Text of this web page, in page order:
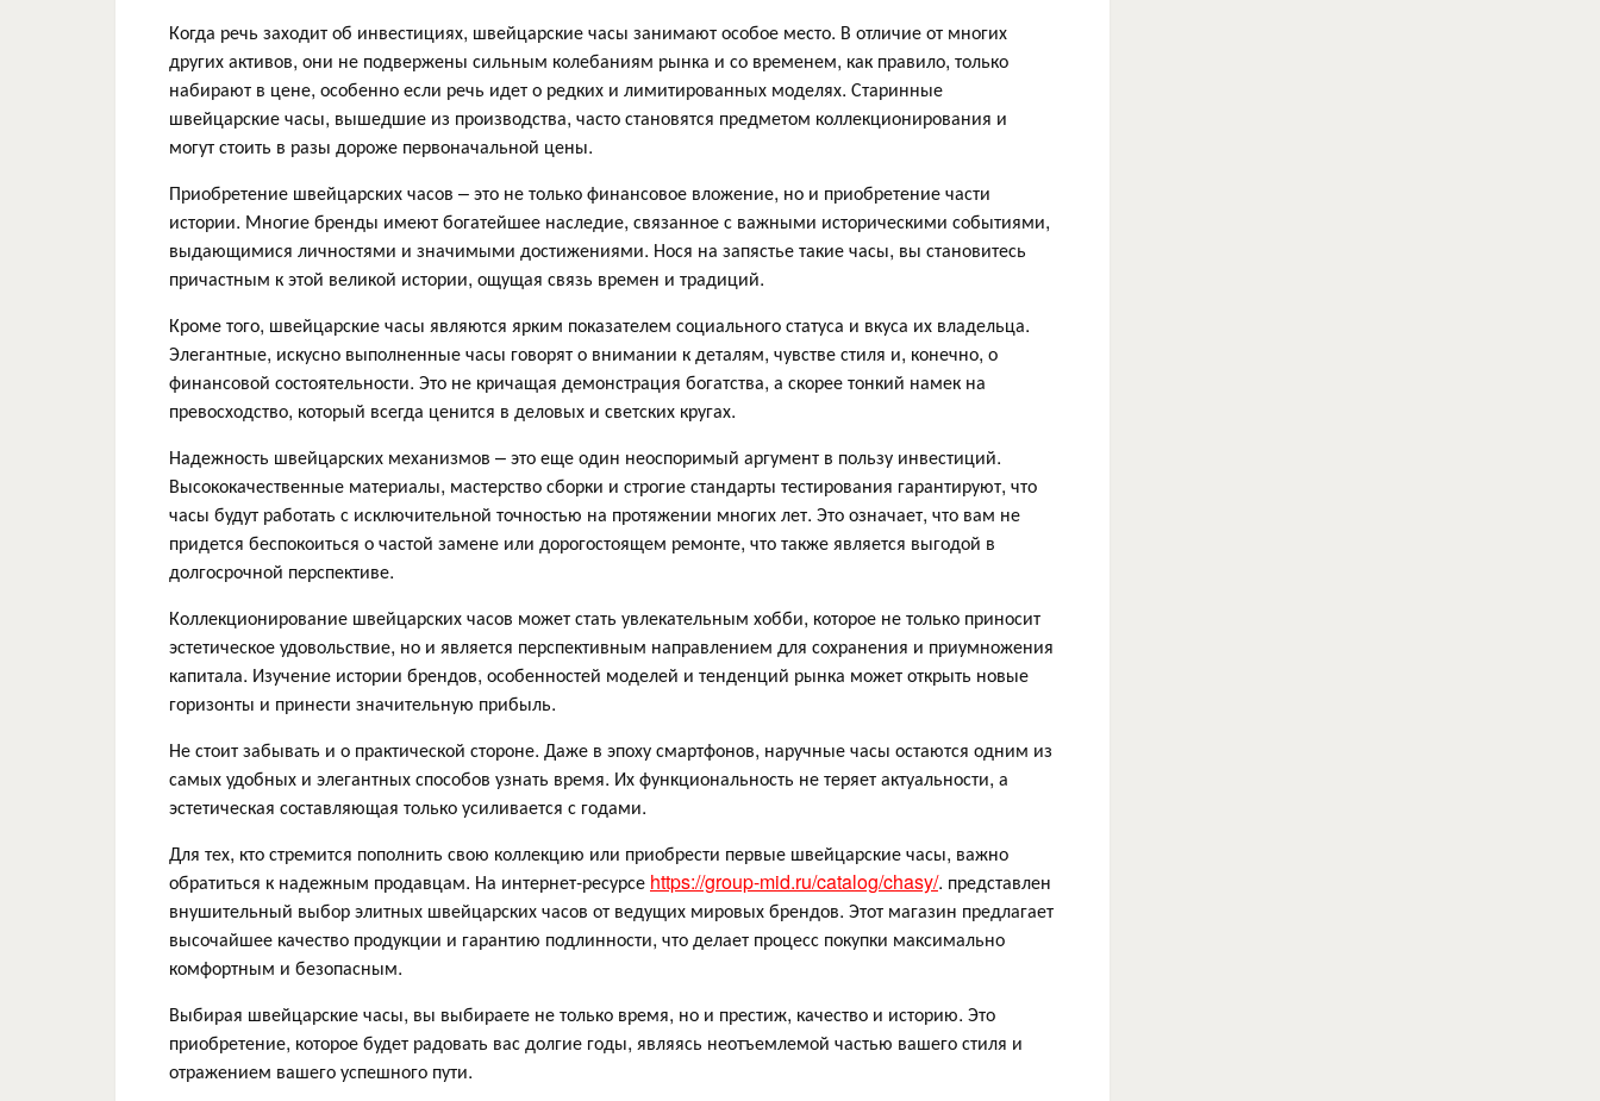
Когда речь заходит об инвестициях, швейцарские часы занимают особое место. В отличие от многих
других активов, они не подвержены сильным колебаниям рынка и со временем, как правило, только
набирают в цене, особенно если речь идет о редких и лимитированных моделях. Старинные
швейцарские часы, вышедшие из производства, часто становятся предметом коллекционирования и
могут стоить в разы дороже первоначальной цены.
Приобретение швейцарских часов – это не только финансовое вложение, но и приобретение части
истории. Многие бренды имеют богатейшее наследие, связанное с важными историческими событиями,
выдающимися личностями и значимыми достижениями. Нося на запястье такие часы, вы становитесь
причастным к этой великой истории, ощущая связь времен и традиций.
Кроме того, швейцарские часы являются ярким показателем социального статуса и вкуса их владельца.
Элегантные, искусно выполненные часы говорят о внимании к деталям, чувстве стиля и, конечно, о
финансовой состоятельности. Это не кричащая демонстрация богатства, а скорее тонкий намек на
превосходство, который всегда ценится в деловых и светских кругах.
Надежность швейцарских механизмов – это еще один неоспоримый аргумент в пользу инвестиций.
Высококачественные материалы, мастерство сборки и строгие стандарты тестирования гарантируют, что
часы будут работать с исключительной точностью на протяжении многих лет. Это означает, что вам не
придется беспокоиться о частой замене или дорогостоящем ремонте, что также является выгодой в
долгосрочной перспективе.
Коллекционирование швейцарских часов может стать увлекательным хобби, которое не только приносит
эстетическое удовольствие, но и является перспективным направлением для сохранения и приумножения
капитала. Изучение истории брендов, особенностей моделей и тенденций рынка может открыть новые
горизонты и принести значительную прибыль.
Не стоит забывать и о практической стороне. Даже в эпоху смартфонов, наручные часы остаются одним из
самых удобных и элегантных способов узнать время. Их функциональность не теряет актуальности, а
эстетическая составляющая только усиливается с годами.
Для тех, кто стремится пополнить свою коллекцию или приобрести первые швейцарские часы, важно
обратиться к надежным продавцам. На интернет-ресурсе https://group-mid.ru/catalog/chasy/. представлен
внушительный выбор элитных швейцарских часов от ведущих мировых брендов. Этот магазин предлагает
высочайшее качество продукции и гарантию подлинности, что делает процесс покупки максимально
комфортным и безопасным.
Выбирая швейцарские часы, вы выбираете не только время, но и престиж, качество и историю. Это
приобретение, которое будет радовать вас долгие годы, являясь неотъемлемой частью вашего стиля и
отражением вашего успешного пути.